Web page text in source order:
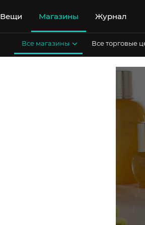
Вещи Магазины Журнал
Все магазины Все торговые